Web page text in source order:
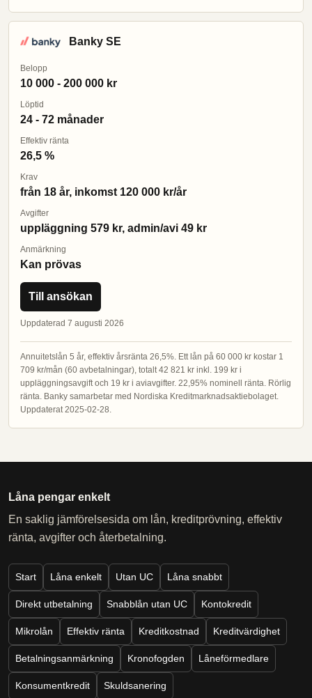
Banky SE
Belopp
10 000 - 200 000 kr
Löptid
24 - 72 månader
Effektiv ränta
26,5 %
Krav
från 18 år, inkomst 120 000 kr/år
Avgifter
uppläggning 579 kr, admin/avi 49 kr
Anmärkning
Kan prövas
Till ansökan
Uppdaterad 7 augusti 2026
Annuitetslån 5 år, effektiv årsränta 26,5%. Ett lån på 60 000 kr kostar 1
709 kr/mån (60 avbetalningar), totalt 42 821 kr inkl. 199 kr i
uppläggningsavgift och 19 kr i aviavgifter. 22,95% nominell ränta. Rörlig
ränta. Banky samarbetar med Nordiska Kreditmarknadsaktiebolaget.
Uppdaterat 2025-02-28.
Låna pengar enkelt
En saklig jämförelsesida om lån, kreditprövning, effektiv
ränta, avgifter och återbetalning.
Start Låna enkelt Utan UC Låna snabbt
Direkt utbetalning Snabblån utan UC Kontokredit
Mikrolån Effektiv ränta Kreditkostnad Kreditvärdighet
Betalningsanmärkning Kronofogden Låneförmedlare
Konsumentkredit Skuldsanering